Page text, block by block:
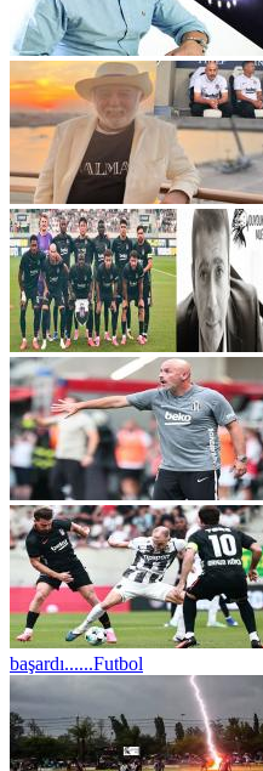
başardı......Futbol